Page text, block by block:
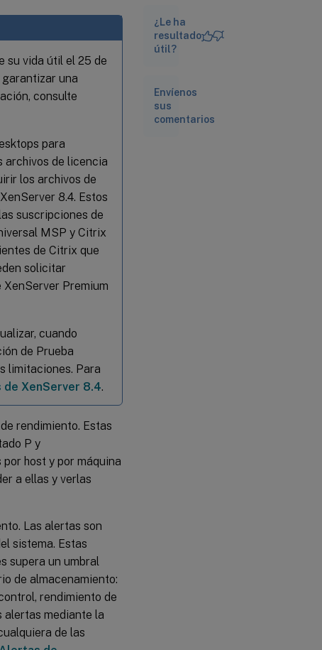
su vida útil el 25 de
una
consulte
para
archivos de licencia
los archivos de
8.4. Estos
suscripciones de
MSP y Citrix
de Citrix que
solicitar
Premium
cuando
de Prueba
limitaciones. Para
XenServer 8.4.
rendimiento. Estas
P y
host y por máquina
a ellas y verlas
Las alertas son
sistema. Estas
supera un umbral
de almacenamiento:
rendimiento de
alertas mediante la
de las
Alertas
electrónico
¿Le ha
resultado
útil?
Envíenos
sus
comentarios